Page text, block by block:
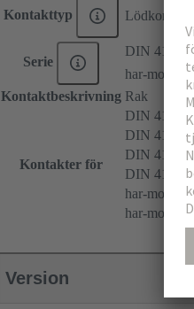
Kontakttyp Lödkontakt
Serie
DIN 41612
har-
Kontaktbeskrivning Rak
Kontakter för
DIN 41612
DIN 41612
DIN 41612
DIN 41612
har-
har-
Version